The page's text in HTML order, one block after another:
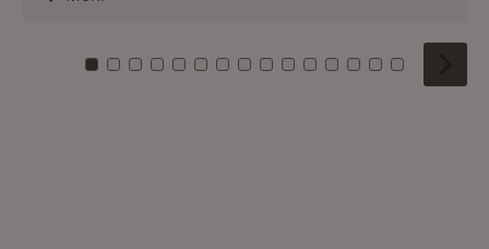
Zu Kachel: 0
Zu Kachel: 1
Zu Kachel: 2
Zu Kachel: 3
Zu Kachel: 4
Zu Kachel: 5
Zu Kachel: 6
Zu Kachel: 7
Zu Kachel: 8
Zu Kachel: 9
Zu Kachel: 10
Zu Kachel: 11
Zu Kachel: 12
Zu Kachel:
Zu